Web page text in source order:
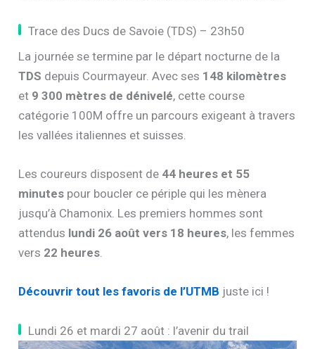
Trace des Ducs de Savoie (TDS) – 23h50
La journée se termine par le départ nocturne de la
TDS depuis Courmayeur. Avec ses 148 kilomètres
et 9 300 mètres de dénivelé, cette course
catégorie 100M offre un parcours exigeant à travers
les vallées italiennes et suisses.
Les coureurs disposent de 44 heures et 55
minutes pour boucler ce périple qui les mènera
jusqu’à Chamonix. Les premiers hommes sont
attendus lundi 26 août vers 18 heures, les femmes
vers 22 heures.
Découvrir tout les favoris de l’UTMB juste ici !
Lundi 26 et mardi 27 août : l’avenir du trail